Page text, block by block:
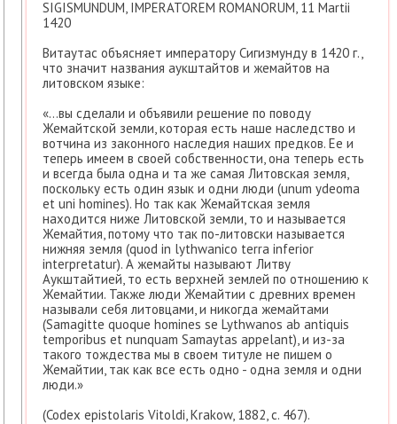
SIGISMUNDUM, IMPERATOREM ROMANORUM, 11 Martii
1420
Витаутас объясняет императору Сигизмунду в 1420 г.,
что значит названия аукштайтов и жемайтов на
литовском языке:
«…вы сделали и объявили решение по поводу
Жемайтской земли, которая есть наше наследство и
вотчина из законного наследия наших предков. Ее и
теперь имеем в своей собственности, она теперь есть
и всегда была одна и та же самая Литовская земля,
поскольку есть один язык и одни люди (unum ydeoma
et uni homines). Но так как Жемайтская земля
находится ниже Литовской земли, то и называется
Жемайтия, потому что так по-литовски называется
нижняя земля (quod in lythwanico terra inferior
interpretatur). А жемайты называют Литву
Аукштайтией, то есть верхней землей по отношению к
Жемайтии. Также люди Жемайтии с древних времен
называли себя литовцами, и никогда жемайтами
(Samagitte quoque homines se Lythwanos ab antiquis
temporibus et nunquam Samaytas appelant), и из-за
такого тождества мы в своем титуле не пишем о
Жемайтии, так как все есть одно - одна земля и одни
люди.»
(Codex epistolaris Vitoldi, Krakow, 1882, c. 467).